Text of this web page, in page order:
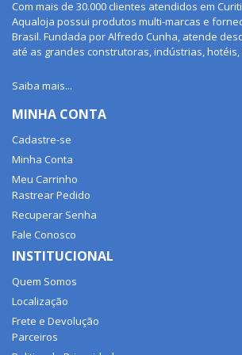
Com mais de 30.000 clientes atendidos em
Aqualoja possui produtos multi-marcas e
Brasil. Fundada por Alfredo Cunha, atende
até as grandes construtoras, indústrias, hotéis,
Saiba mais...
MINHA CONTA
Cadastre-se
Minha Conta
Meu Carrinho
Rastrear Pedido
Recuperar Senha
Fale Conosco
INSTITUCIONAL
Quem Somos
Localização
Frete e Devolução
Parceiros